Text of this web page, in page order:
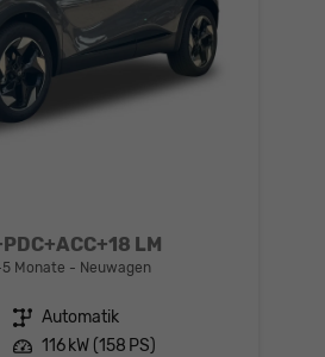
LM
Monate Neuwagen
Getriebe Automatik
Leistung 116 kW (158 PS)